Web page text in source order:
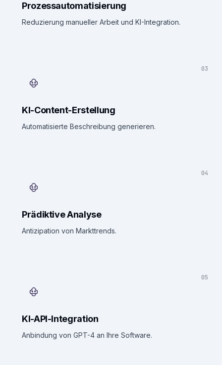
Prozessautomatisierung
Reduzierung manueller Arbeit und KI-Integration.
03
KI-Content-Erstellung
Automatisierte Beschreibung generieren.
04
Prädiktive Analyse
Antizipation von Markttrends.
05
KI-API-Integration
Anbindung von GPT-4 an Ihre Software.